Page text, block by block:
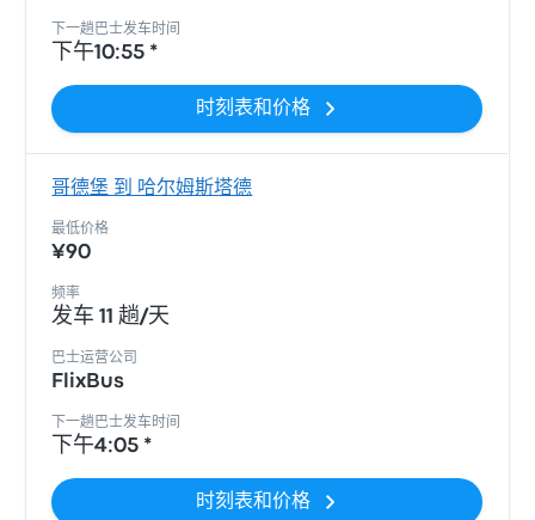
下一趟巴士发车时间
下午10:55 *
时刻表和价格
哥德堡 到 哈尔姆斯塔德
最低价格
¥90
频率
发车 11 趟/天
巴士运营公司
FlixBus
下一趟巴士发车时间
下午4:05 *
时刻表和价格